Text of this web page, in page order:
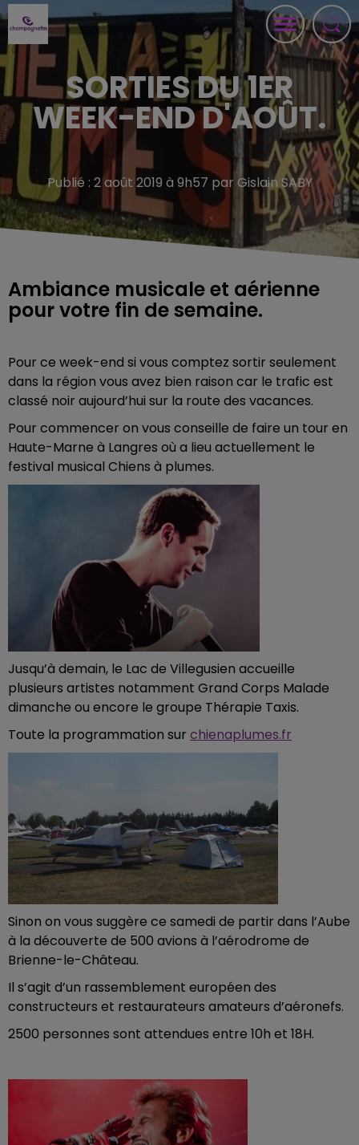
SORTIES DU 1ER
WEEK-END D'AOÛT.
Publié : 2 août 2019 à 9h57 par Gislain SABY
Ambiance musicale et aérienne
pour votre fin de semaine.
Pour ce week-end si vous comptez sortir seulement
dans la région vous avez bien raison car le trafic est
classé noir aujourd’hui sur la route des vacances.
Pour commencer on vous conseille de faire un tour en
Haute-Marne à Langres où a lieu actuellement le
festival musical Chiens à plumes.
Jusqu’à demain, le Lac de Villegusien accueille
plusieurs artistes notamment Grand Corps Malade
dimanche ou encore le groupe Thérapie Taxis.
Toute la programmation sur chienaplumes.fr
Sinon on vous suggère ce samedi de partir dans l’Aube
à la découverte de 500 avions à l’aérodrome de
Brienne-le-Château.
Il s’agit d’un rassemblement européen des
constructeurs et restaurateurs amateurs d’aéronefs.
2500 personnes sont attendues entre 10h et 18H.